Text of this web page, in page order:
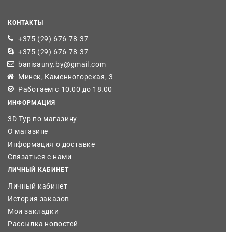
КОНТАКТЫ
+375 (29) 676-78-37
+375 (29) 676-78-37
banisauny.by@gmail.com
Минск, Каменногорская, 3
Работаем с 10.00 до 18.00
ИНФОРМАЦИЯ
3D Тур по магазину
О магазине
Информация о доставке
Связаться с нами
ЛИЧНЫЙ КАБИНЕТ
Личный кабинет
История заказов
Мои закладки
Рассылка новостей